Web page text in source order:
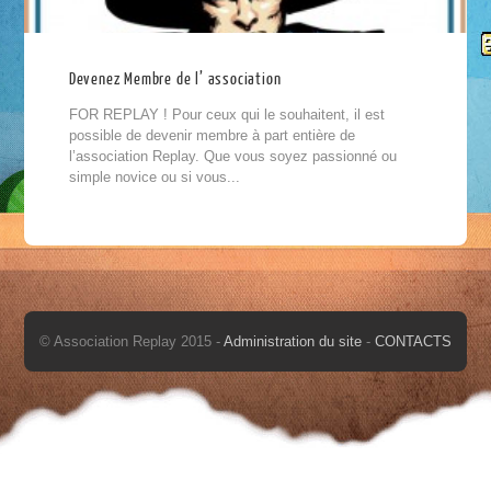
Devenez Membre de l’ association
FOR REPLAY ! Pour ceux qui le souhaitent, il est
possible de devenir membre à part entière de
l’association Replay. Que vous soyez passionné ou
simple novice ou si vous...
© Association Replay 2015 - Administration du site - CONTACTS